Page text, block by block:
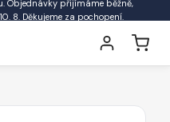
Objednávky přijímáme běžně,
8. Děkujeme za pochopení.